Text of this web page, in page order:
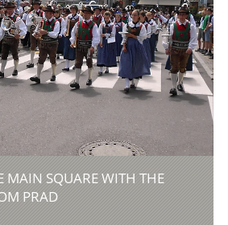
MAIN SQUARE WITH THE
PRAD